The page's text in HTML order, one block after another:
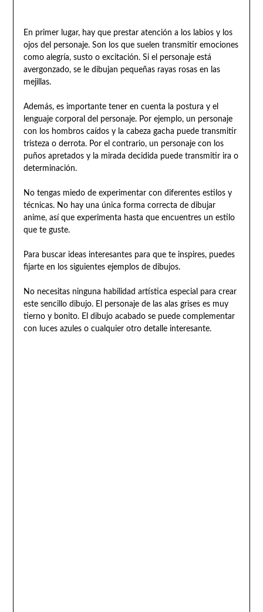
En primer lugar, hay que prestar atención a los labios y los
ojos del personaje. Son los que suelen transmitir emociones
como alegría, susto o excitación. Si el personaje está
avergonzado, se le dibujan pequeñas rayas rosas en las
mejillas.
Además, es importante tener en cuenta la postura y el
lenguaje corporal del personaje. Por ejemplo, un personaje
con los hombros caídos y la cabeza gacha puede transmitir
tristeza o derrota. Por el contrario, un personaje con los
puños apretados y la mirada decidida puede transmitir ira o
determinación.
No tengas miedo de experimentar con diferentes estilos y
técnicas. No hay una única forma correcta de dibujar
anime, así que experimenta hasta que encuentres un estilo
que te guste.
Para buscar ideas interesantes para que te inspires, puedes
fijarte en los siguientes ejemplos de dibujos.
No necesitas ninguna habilidad artística especial para crear
este sencillo dibujo. El personaje de las alas grises es muy
tierno y bonito. El dibujo acabado se puede complementar
con luces azules o cualquier otro detalle interesante.